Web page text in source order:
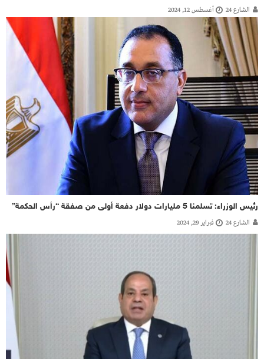
الشارع 24 أغسطس 12, 2024
رئيس الوزراء: تسلمنا 5 مليارات دولار دفعة أولى من صفقة “رأس الحكمة”
الشارع 24 فبراير 29, 2024